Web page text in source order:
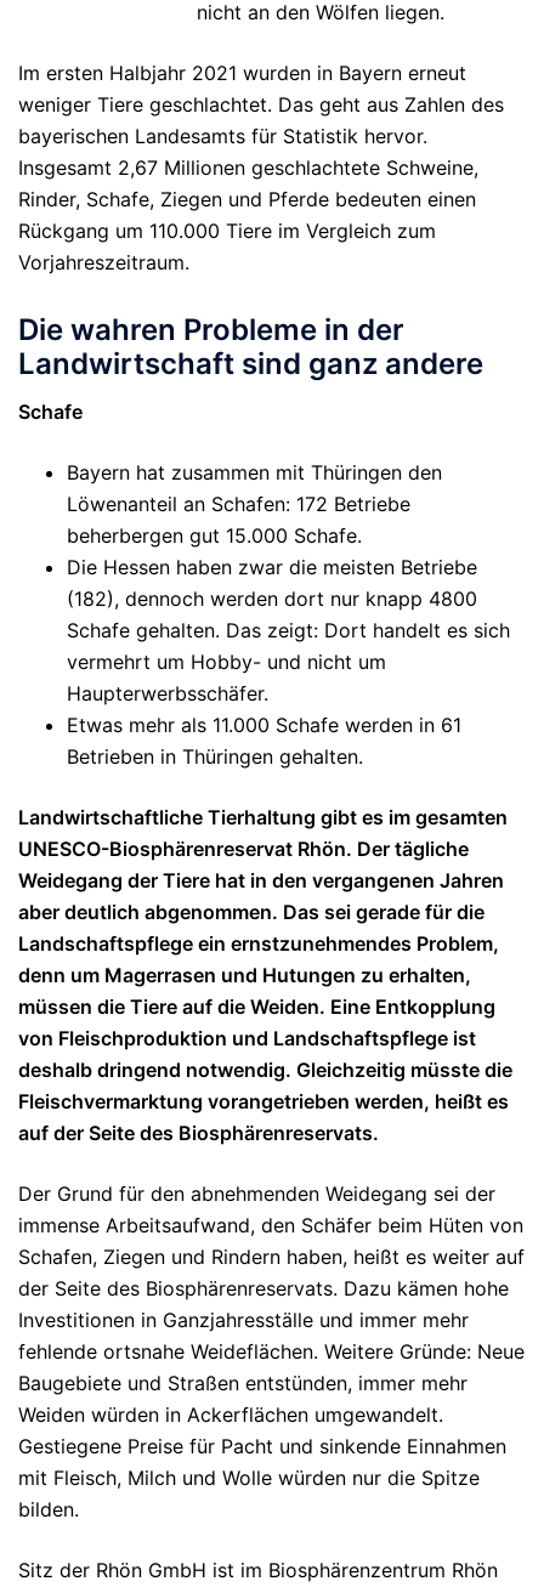
nicht an den Wölfen liegen.
Im ersten Halbjahr 2021 wurden in Bayern erneut
weniger Tiere geschlachtet. Das geht aus Zahlen des
bayerischen Landesamts für Statistik hervor.
Insgesamt 2,67 Millionen geschlachtete Schweine,
Rinder, Schafe, Ziegen und Pferde bedeuten einen
Rückgang um 110.000 Tiere im Vergleich zum
Vorjahreszeitraum.
Die wahren Probleme in der
Landwirtschaft sind ganz andere
Schafe
Bayern hat zusammen mit Thüringen den
Löwenanteil an Schafen: 172 Betriebe
beherbergen gut 15.000 Schafe.
Die Hessen haben zwar die meisten Betriebe
(182), dennoch werden dort nur knapp 4800
Schafe gehalten. Das zeigt: Dort handelt es sich
vermehrt um Hobby- und nicht um
Haupterwerbsschäfer.
Etwas mehr als 11.000 Schafe werden in 61
Betrieben in Thüringen gehalten.
Landwirtschaftliche Tierhaltung gibt es im gesamten
UNESCO-Biosphärenreservat Rhön. Der tägliche
Weidegang der Tiere hat in den vergangenen Jahren
aber deutlich abgenommen. Das sei gerade für die
Landschaftspflege ein ernstzunehmendes Problem,
denn um Magerrasen und Hutungen zu erhalten,
müssen die Tiere auf die Weiden. Eine Entkopplung
von Fleischproduktion und Landschaftspflege ist
deshalb dringend notwendig. Gleichzeitig müsste die
Fleischvermarktung vorangetrieben werden, heißt es
auf der Seite des Biosphärenreservats.
Der Grund für den abnehmenden Weidegang sei der
immense Arbeitsaufwand, den Schäfer beim Hüten von
Schafen, Ziegen und Rindern haben, heißt es weiter auf
der Seite des Biosphärenreservats. Dazu kämen hohe
Investitionen in Ganzjahresställe und immer mehr
fehlende ortsnahe Weideflächen. Weitere Gründe: Neue
Baugebiete und Straßen entstünden, immer mehr
Weiden würden in Ackerflächen umgewandelt.
Gestiegene Preise für Pacht und sinkende Einnahmen
mit Fleisch, Milch und Wolle würden nur die Spitze
bilden.
Sitz der Rhön GmbH ist im Biosphärenzentrum Rhön